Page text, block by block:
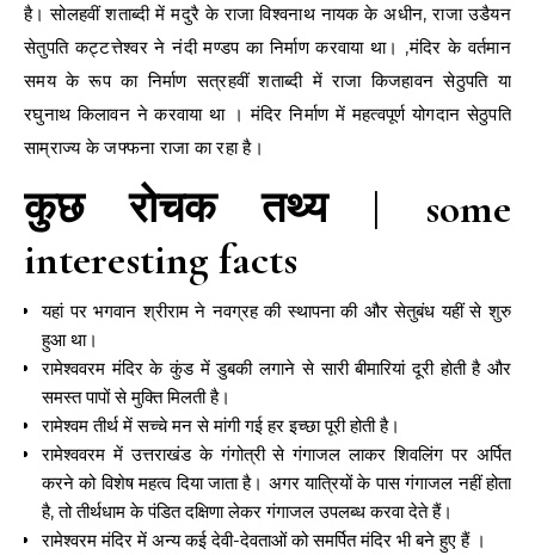
है। सोलहवीं शताब्दी में मदुरै के राजा विश्वनाथ नायक के अधीन, राजा उडैयन
सेतुपति कट्टत्तेश्वर ने नंदी मण्डप का निर्माण करवाया था। ,मंदिर के वर्तमान
समय के रूप का निर्माण सत्रहवीं शताब्दी में राजा किजहावन सेठुपति या
रघुनाथ किलावन ने करवाया था । मंदिर निर्माण में महत्वपूर्ण योगदान सेठुपति
साम्राज्य के जफ्फना राजा का रहा है।
कुछ रोचक तथ्य | some
interesting facts
यहां पर भगवान श्रीराम ने नवग्रह की स्थापना की और सेतुबंध यहीं से शुरु
हुआ था।
रामेश्ववरम मंदिर के कुंड में डुबकी लगाने से सारी बीमारियां दूरी होती है और
समस्त पापों से मुक्ति मिलती है।
रामेश्वम तीर्थ में सच्चे मन से मांगी गई हर इच्छा पूरी होती है।
रामेश्ववरम में उत्तराखंड के गंगोत्री से गंगाजल लाकर शिवलिंग पर अर्पित
करने को विशेष महत्व दिया जाता है। अगर यात्रियों के पास गंगाजल नहीं होता
है, तो तीर्थधाम के पंडित दक्षिणा लेकर गंगाजल उपलब्ध करवा देते हैं।
रामेश्वरम मंदिर में अन्य कई देवी-देवताओं को समर्पित मंदिर भी बने हुए हैं ।